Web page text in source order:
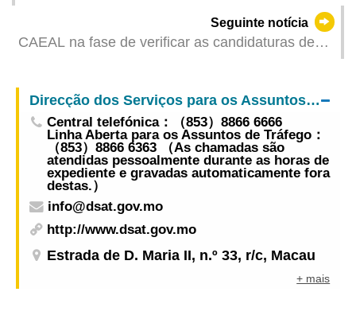
formação de médicos residentes e a cerimónia de
abertura do curso para enriquecer a força dos
médicos especialistas de Macau
Seguinte notícia
CAEAL na fase de verificar as candidaturas de
Direcção dos Serviços para os Assuntos de Tráfego
Central telefónica：（853）8866 6666
Linha Aberta para os Assuntos de Tráfego：
（853）8866 6363 （As chamadas são
atendidas pessoalmente durante as horas de
expediente e gravadas automaticamente fora
destas.）
info@dsat.gov.mo
http://www.dsat.gov.mo
Estrada de D. Maria II, n.º 33, r/c, Macau
+ mais